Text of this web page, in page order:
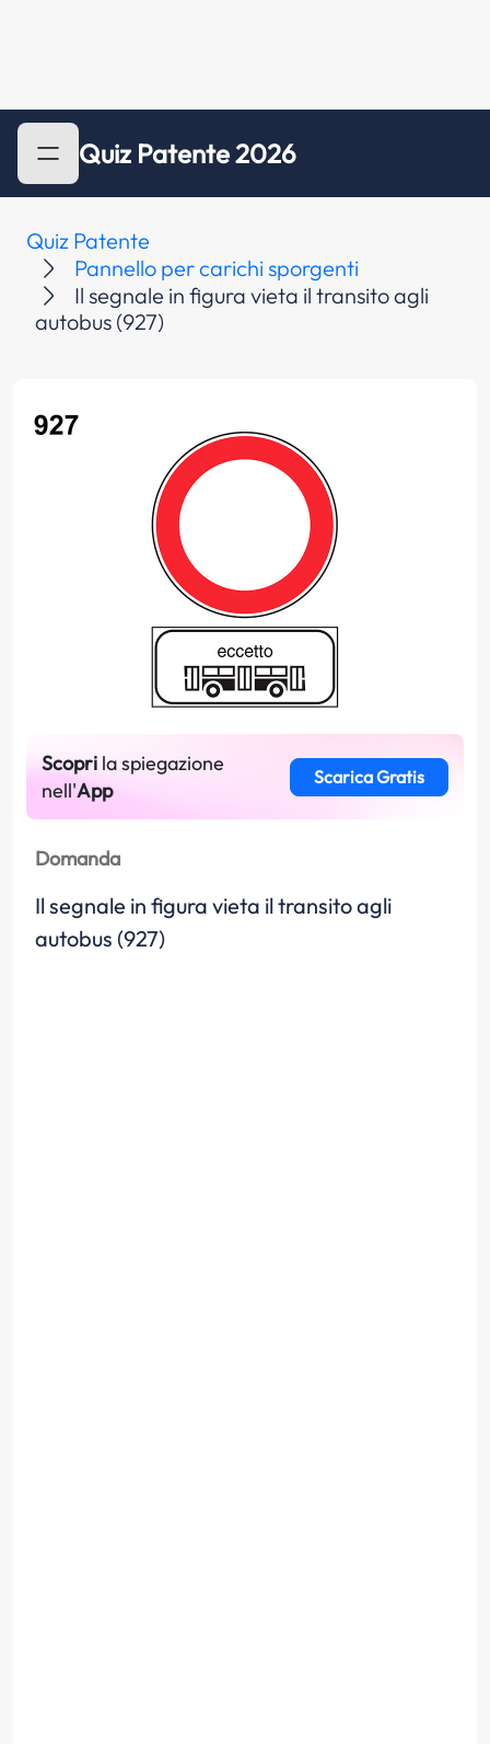
Quiz Patente 2026
Quiz Patente
Pannello per carichi sporgenti
Il segnale in figura vieta il transito agli
autobus (927)
Scopri la spiegazione
nell'App
Scarica Gratis
Domanda
Il segnale in figura vieta il transito agli
autobus (927)